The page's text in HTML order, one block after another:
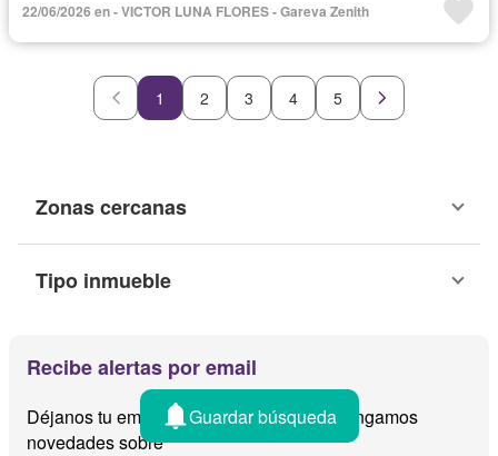
Recámara con closet
Televisión por cable
Vista panorámica
Wifi Zonas verdes Sin amueblar
22/06/2026 en - VICTOR LUNA FLORES - Gareva Zenith
1 2 3 4 5
Zonas cercanas
Tipo inmueble
Recibe alertas por email
Déjanos tu email y te avisamos cuando tengamos
novedades sobre
Guardar búsqueda